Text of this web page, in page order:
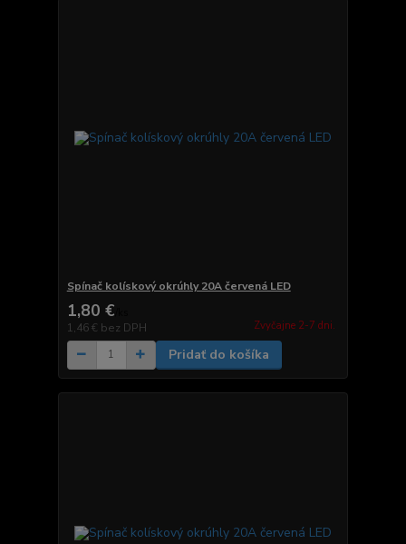
Spínač kolískový okrúhly 20A červená LED
1,80 €
1,46 € bez DPH Zvyčajne 2-7 dni.
Pridať do košíka